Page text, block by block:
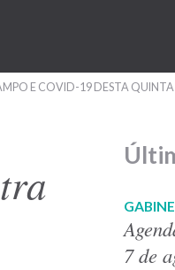
E COVID-19 DESTA QUINTA
7 de